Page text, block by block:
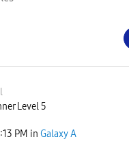
Level 5
PM in Galaxy A